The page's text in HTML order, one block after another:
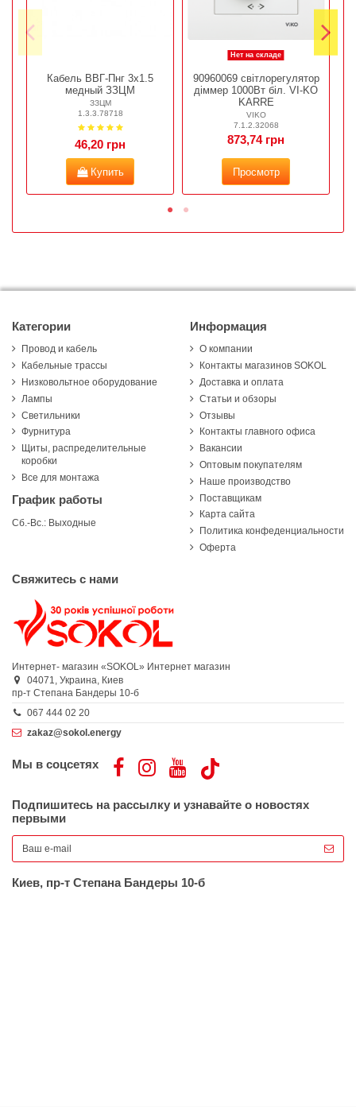
Кабель ВВГ-Пнг 3х1.5
медный ЗЗЦМ
ЗЗЦМ
1.3.3.78718
46,20 грн
Купить
Нет на складе
90960069 світлорегулятор
діммер 1000Вт біл. VI-KO
KARRE
VIKO
7.1.2.32068
873,74 грн
Просмотр
Категории
Провод и кабель
Кабельные трассы
Низковольтное оборудование
Лампы
Светильники
Фурнитура
Щиты, распределительные
коробки
Все для монтажа
График работы
Сб.-Вс.: Выходные
Информация
О компании
Контакты магазинов SOKOL
Доставка и оплата
Статьи и обзоры
Отзывы
Контакты главного офиса
Вакансии
Оптовым покупателям
Наше производство
Поставщикам
Карта сайта
Политика конфеденциальности
Оферта
Свяжитесь с нами
Интернет- магазин «SOKOL» Интернет магазин
04071, Украина, Киев
пр-т Степана Бандеры 10-б
067 444 02 20
zakaz@sokol.energy
Мы в соцсетях
Подпишитесь на рассылку и узнавайте о новостях
первыми
Киев, пр-т Степана Бандеры 10-б